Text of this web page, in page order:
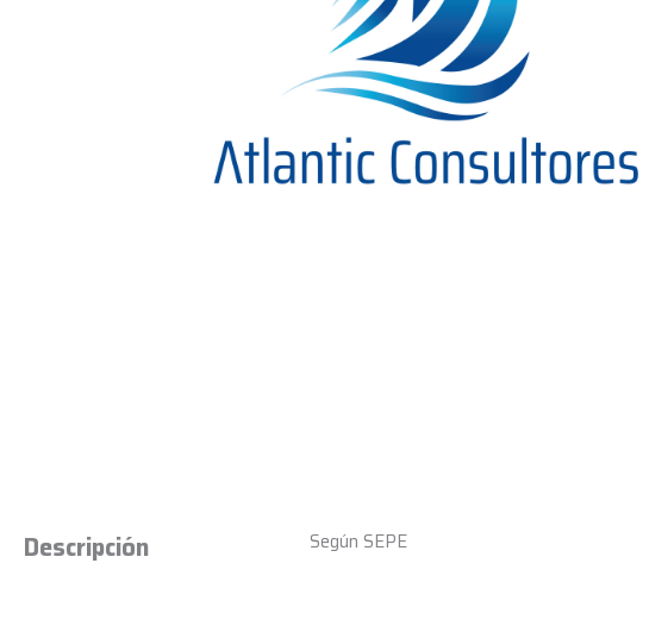
Descripción Según SEPE